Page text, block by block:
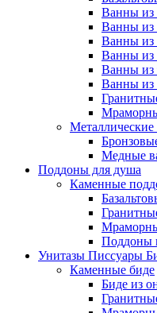
Ванны из
Ванны из
Ванны из
Ванны из
Ванны из
Ванны из
Медные
Поддоны для душа
Каменные
Поддоны
Унитазы Писсуары
Каменные биде
Биде из